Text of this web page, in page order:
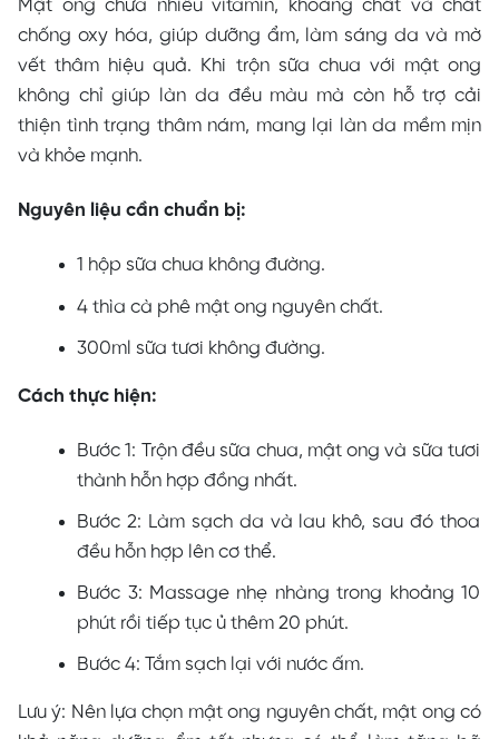
Mật ong chứa nhiều vitamin, khoáng chất và chất
chống oxy hóa, giúp dưỡng ẩm, làm sáng da và mờ
vết thâm hiệu quả. Khi trộn sữa chua với mật ong
không chỉ giúp làn da đều màu mà còn hỗ trợ cải
thiện tình trạng thâm nám, mang lại làn da mềm mịn
và khỏe mạnh.
Nguyên liệu cần chuẩn bị:
1 hộp sữa chua không đường.
4 thìa cà phê mật ong nguyên chất.
300ml sữa tươi không đường.
Cách thực hiện:
Bước 1: Trộn đều sữa chua, mật ong và sữa tươi
thành hỗn hợp đồng nhất.
Bước 2: Làm sạch da và lau khô, sau đó thoa
đều hỗn hợp lên cơ thể.
Bước 3: Massage nhẹ nhàng trong khoảng 10
phút rồi tiếp tục ủ thêm 20 phút.
Bước 4: Tắm sạch lại với nước ấm.
Lưu ý: Nên lựa chọn mật ong nguyên chất, mật ong có